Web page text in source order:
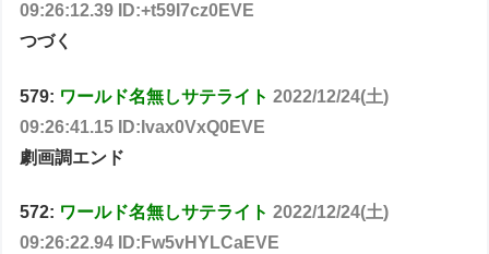
09:26:12.39 ID:+t59I7cz0EVE
つづく
579: ワールド名無しサテライト 2022/12/24(土)
09:26:41.15 ID:Ivax0VxQ0EVE
劇画調エンド
572: ワールド名無しサテライト 2022/12/24(土)
09:26:22.94 ID:Fw5vHYLCaEVE